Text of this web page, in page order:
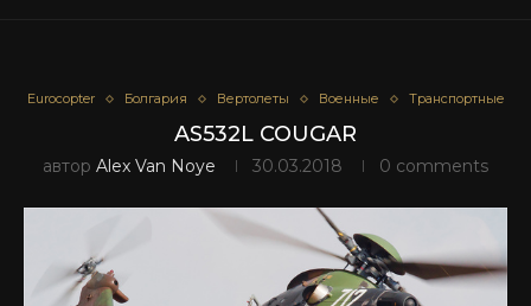
Eurocopter Болгария Вертолеты Военные Транспортные
AS532L COUGAR
автор Alex Van Noye 30.03.2018 0 comments